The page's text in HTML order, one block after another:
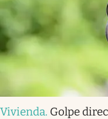
Vivienda. Golpe